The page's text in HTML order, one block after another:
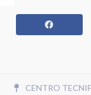
CENTRO